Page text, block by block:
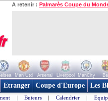
A retenir : Palmarès Coupe du
Man Utd Arsenal Liverpool ManCity
Etranger Coupe d'Europe Les
| Buteurs | Calendrier |